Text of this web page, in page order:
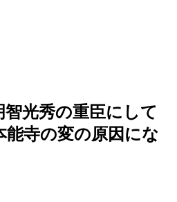
光秀の重臣にして
能寺の変の原因にな